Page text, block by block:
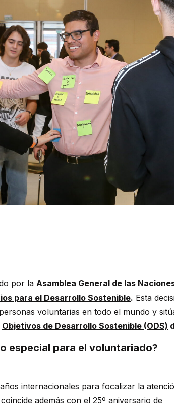
por la Asamblea General de las
para el Desarrollo Sostenible. Esta
voluntarias en todo el mundo y
Objetivos de Desarrollo Sostenible (ODS)
especial para el voluntariado?
años internacionales para focalizar la
coincide además con el 25º aniversario de